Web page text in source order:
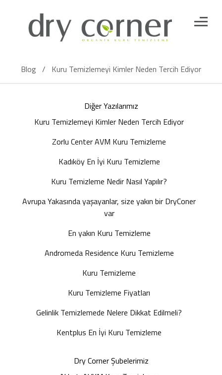
Blog / Kuru Temizlemeyi Kimler Neden Tercih Ediyor
Diğer Yazılarımız
Kuru Temizlemeyi Kimler Neden Tercih Ediyor
Zorlu Center AVM Kuru Temizleme
Kadıköy En İyi Kuru Temizleme
Kuru Temizleme Nedir Nasıl Yapılır?
Avrupa Yakasında yaşayanlar, size yakın bir DryConer
var
En yakın Kuru Temizleme
Andromeda Residence Kuru Temizleme
Kuru Temizleme
Kuru Temizleme Fiyatları
Gelinlik Temizlemede Nelere Dikkat Edilmeli?
Kentplus En İyi Kuru Temizleme
Dry Corner Şubelerimiz